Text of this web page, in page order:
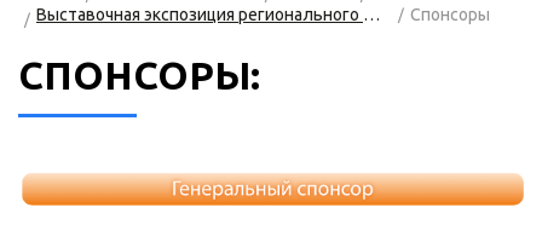
Выставочная экспозиция регионального форума Мать и Дитя 2012
Спонсоры
СПОНСОРЫ: